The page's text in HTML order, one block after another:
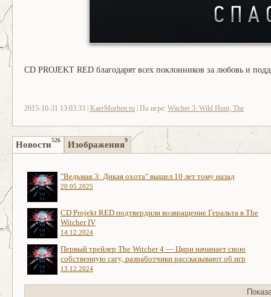
CD PROJEKT RED благодарят всех поклонников за любовь и
2015-10-31 13:03:33 | KaerMorhen.ru | По игре: Witcher 3: Wild Hunt, The
Новости526 Изображения9
"Ведьмак 3: Дикая охота" вышел 10 лет тому назад
20.05.2025
CD Projekt RED подтвердили возвращение Геральта в The
Witcher IV
14.12.2024
Первый трейлер The Witcher 4 — Цири начинает свою
собственную сагу, разработчики рассказывают об игр
13.12.2024